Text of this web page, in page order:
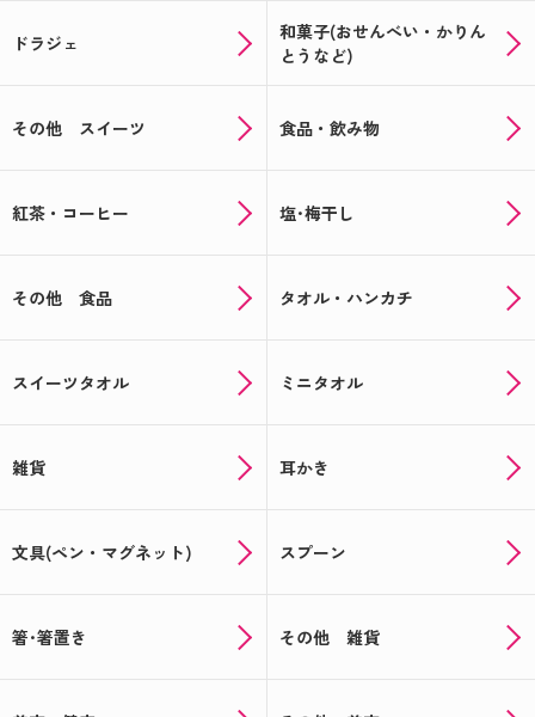
ドラジェ
和菓子(おせんべい・かりん
とうなど)
その他 スイーツ 食品・飲み物
紅茶・コーヒー 塩･梅干し
その他 食品 タオル・ハンカチ
スイーツタオル ミニタオル
雑貨 耳かき
文具(ペン・マグネット) スプーン
箸･箸置き その他 雑貨